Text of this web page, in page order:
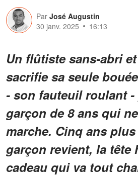
Par José Augustin
30 janv. 2025
16:13
Un flûtiste sans-abri
sacrifie sa seule
- son fauteuil roulant
garçon de 8 ans qui
marche. Cinq ans
garçon revient, la tête
cadeau qui va tout